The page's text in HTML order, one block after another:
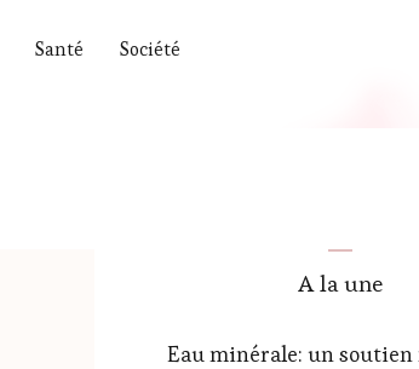
Santé Société
A la une
Eau minérale: un